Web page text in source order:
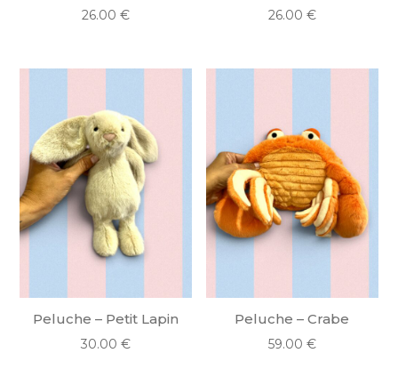
26.00€ 26.00 €
Peluche – Petit Lapin
30.00€
Peluche – Crabe
59.00 €